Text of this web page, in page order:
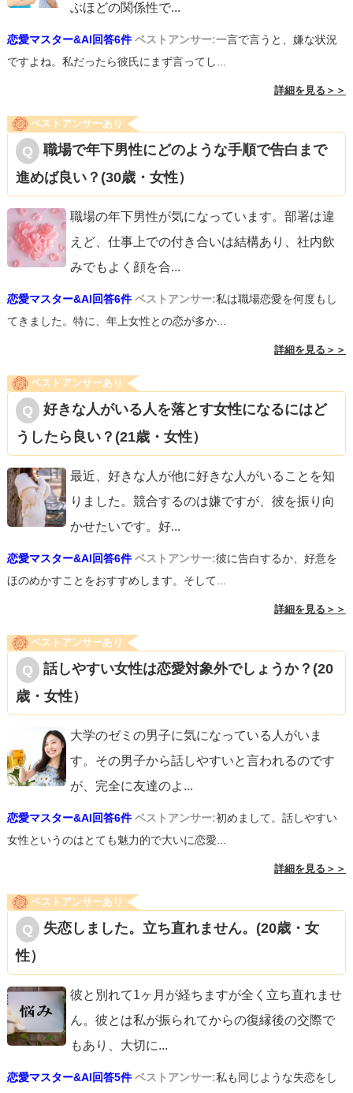
ぶほどの関係性で...
恋愛マスター&AI回答6件 ベストアンサー:一言で言うと、嫌な状況
ですよね。私だったら彼氏にまず言ってし...
詳細を見る＞＞
ベストアンサーあり
職場で年下男性にどのような手順で告白まで
進めば良い？(30歳・女性）
職場の年下男性が気になっています。部署は違
えど、仕事上での付き合いは結構あり、社内飲
みでもよく顔を合...
恋愛マスター&AI回答6件 ベストアンサー:私は職場恋愛を何度もし
てきました。特に、年上女性との恋が多か...
詳細を見る＞＞
ベストアンサーあり
好きな人がいる人を落とす女性になるにはど
うしたら良い？(21歳・女性）
最近、好きな人が他に好きな人がいることを知
りました。競合するのは嫌ですが、彼を振り向
かせたいです。好...
恋愛マスター&AI回答6件 ベストアンサー:彼に告白するか、好意を
ほのめかすことをおすすめします。そして...
詳細を見る＞＞
ベストアンサーあり
話しやすい女性は恋愛対象外でしょうか？(20
歳・女性）
大学のゼミの男子に気になっている人がいま
す。その男子から話しやすいと言われるのです
が、完全に友達のよ ...
恋愛マスター&AI回答6件 ベストアンサー:初めまして。話しやすい
女性というのはとても魅力的で大いに恋愛...
詳細を見る＞＞
ベストアンサーあり
失恋しました。立ち直れません。(20歳・女
性）
彼と別れて1ヶ月が経ちますが全く立ち直れませ
ん。彼とは私が振られてからの復縁後の交際で
もあり、大切に...
恋愛マスター&AI回答5件 ベストアンサー:私も同じような失恋をし